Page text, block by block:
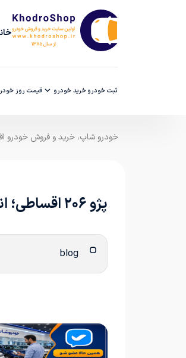
ثبت خودروخرید خودرو قیمت روز
خودرو شاپ، خرید و فروش خودرو اقساطی مدل ۹۰ به بالا
پژو ۲۰۶ اقساطی؛ انتخاب هوشمندانه برای خرید قسطی با پیش‌پرداخت کم در خودروشاپ